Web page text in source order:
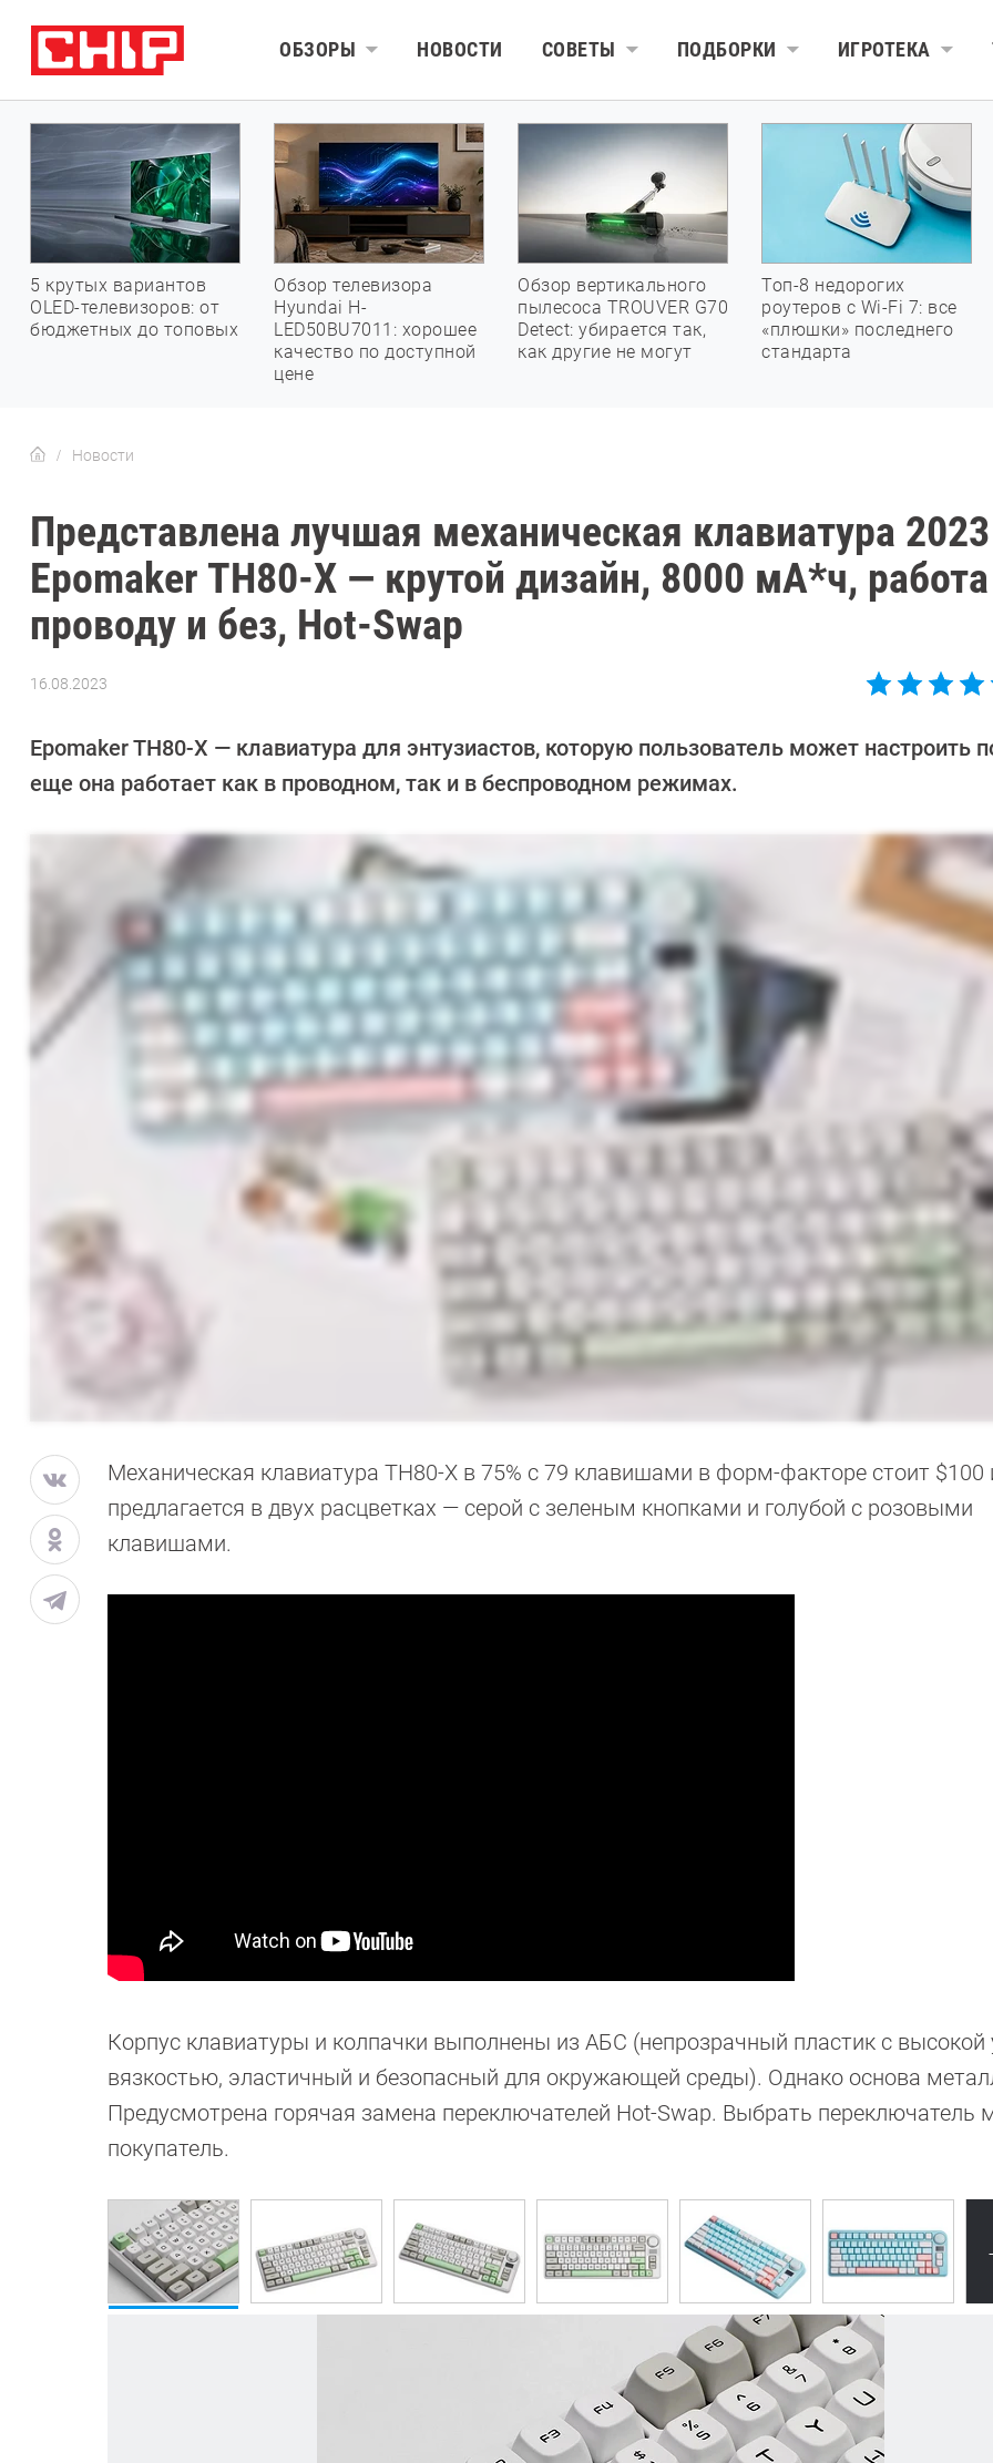
ОБЗОРЫ НОВОСТИ СОВЕТЫ ПОДБОРКИ ИГРОТЕКА
5 крутых вариантов
OLED-телевизоров: от
бюджетных до топовых
Обзор телевизора
Hyundai H-
LED50BU7011: хорошее
качество по доступной
цене
Обзор вертикального
пылесоса TROUVER G70
Detect: убирается так,
как другие не могут
Топ-8 недорогих
роутеров с Wi-Fi 7: все
«плюшки» последнего
стандарта
Новости
Представлена лучшая механическая клавиатура
Epomaker TH80-X — крутой дизайн, 8000 мА*ч,
проводу и без, Hot-Swap
16.08.2023
Калашников
Epomaker TH80-X — клавиатура для энтузиастов, которую пользователь может настроить
еще она работает как в проводном, так и в беспроводном режимах.
Механическая клавиатура TH80-X в 75% с 79 клавишами в форм-факторе стоит $100
предлагается в двух расцветках — серой с зеленым кнопками и голубой с розовыми
клавишами.
Корпус клавиатуры и колпачки выполнены из АБС (непрозрачный пластик с высокой
вязкостью, эластичный и безопасный для окружающей среды). Однако основа
Предусмотрена горячая замена переключателей Hot-Swap. Выбрать переключатель
покупатель.